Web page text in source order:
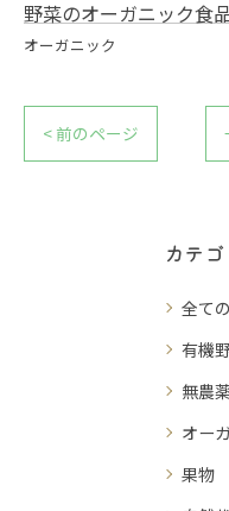
野菜のオーガニック食
オーガニック
< 前のページ
カテ
全て
有機
無農
オー
果物